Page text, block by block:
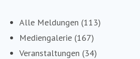
Alle Meldungen (113)
Mediengalerie (167)
Veranstaltungen (34)